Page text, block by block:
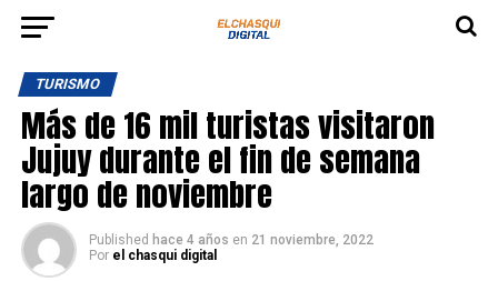
TURISMO
Más de 16 mil turistas visitaron
Jujuy durante el fin de semana
largo de noviembre
Published hace 4 años en 21 noviembre, 2022
Por el chasqui digital